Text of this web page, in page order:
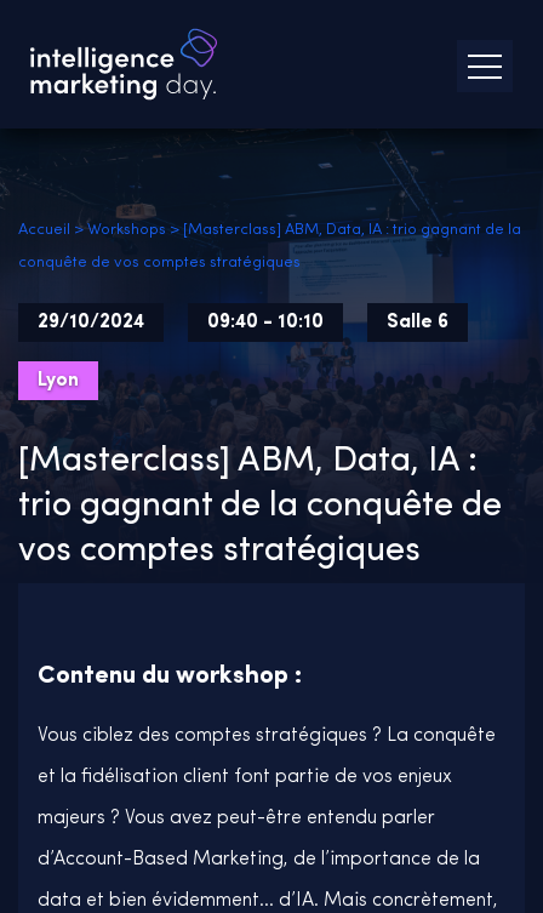
Accueil > Workshops > [Masterclass] ABM, Data, IA : trio gagnant de la
conquête de vos comptes stratégiques
29/10/2024 09:40 - 10:10 Salle 6
Lyon
[Masterclass] ABM, Data, IA :
trio gagnant de la conquête de
vos comptes stratégiques
Contenu du workshop :
Vous ciblez des comptes stratégiques ? La conquête
et la fidélisation client font partie de vos enjeux
majeurs ? Vous avez peut-être entendu parler
d’Account-Based Marketing, de l’importance de la
data et bien évidemment… d’IA. Mais concrètement,